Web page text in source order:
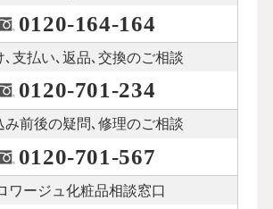
0120-164-164
､支払い､ 返品､交換のご相談
0120-701-234
み前後の疑問､修理のご相談
0120-701-567
ワージュ化粧品相談窓口